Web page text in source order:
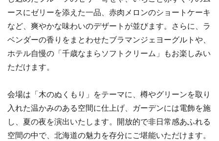
ースにゼリーを添えた一品、赤肉メロンのショートケーキ
など、爽やかな味わいのデザートが並びます。さらに、ラ
ベンダーの香りをまとわせたブラマンジェヨーグルトや、
ホテル自慢の「千歳なまらソフトクリーム」もお楽しみい
ただけます。
会場は「木のぬくもり」をテーマに、樽やグリーンを取り
入れた温かみのある空間に仕上げ、ガーデンには電飾を施
し、夏の夜を演出いたします。開放的で非日常感あふれる
空間の中で、北海道の魅力を存分にご堪能いただけます。